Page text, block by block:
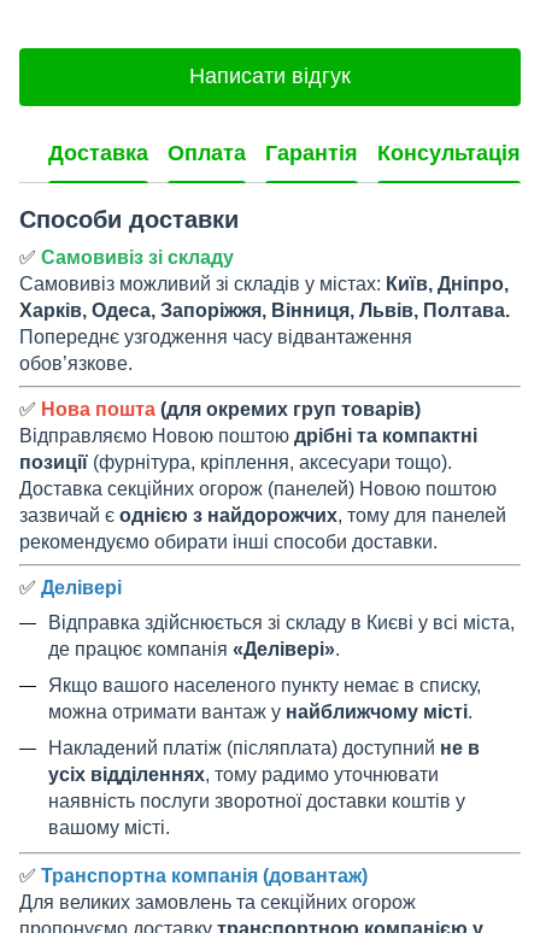
Написати відгук
Доставка Оплата Гарантія Консультація
Способи доставки
✅ Самовивіз зі складу
Самовивіз можливий зі складів у містах: Київ, Дніпро,
Харків, Одеса, Запоріжжя, Вінниця, Львів, Полтава.
Попереднє узгодження часу відвантаження
обов’язкове.
✅ Нова пошта (для окремих груп товарів)
Відправляємо Новою поштою дрібні та компактні
позиції (фурнітура, кріплення, аксесуари тощо).
Доставка секційних огорож (панелей) Новою поштою
зазвичай є однією з найдорожчих, тому для панелей
рекомендуємо обирати інші способи доставки.
✅ Делівері
Відправка здійснюється зі складу в Києві у всі міста,
де працює компанія «Делівері».
Якщо вашого населеного пункту немає в списку,
можна отримати вантаж у найближчому місті.
Накладений платіж (післяплата) доступний не в
усіх відділеннях, тому радимо уточнювати
наявність послуги зворотної доставки коштів у
вашому місті.
✅ Транспортна компанія (довантаж)
Для великих замовлень та секційних огорож
пропонуємо доставку транспортною компанією у